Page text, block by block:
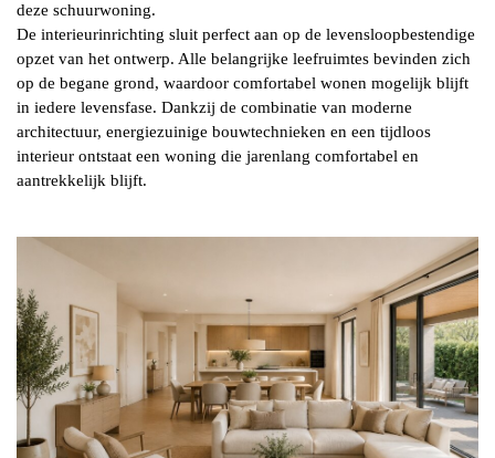
deze schuurwoning.
De interieurinrichting sluit perfect aan op de levensloopbestendige
opzet van het ontwerp. Alle belangrijke leefruimtes bevinden zich
op de begane grond, waardoor comfortabel wonen mogelijk blijft
in iedere levensfase. Dankzij de combinatie van moderne
architectuur, energiezuinige bouwtechnieken en een tijdloos
interieur ontstaat een woning die jarenlang comfortabel en
aantrekkelijk blijft.